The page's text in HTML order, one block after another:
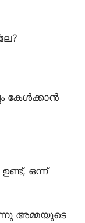
കേൾക്കാൻ
ഒന്ന്
അമ്മയുടെ